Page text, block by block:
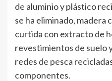
de aluminio y plástico
se ha eliminado, madera
curtida con extracto de
revestimientos de suelo
redes de pesca
componentes.